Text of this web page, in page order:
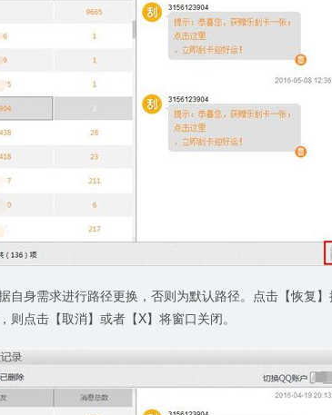
自身需求进行路径更换，否则为默认路径。点击【恢复
则点击【取消】或者【X】将窗口关闭。